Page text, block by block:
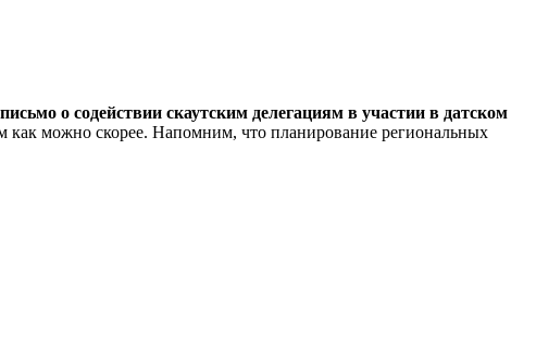
письмо о содействии скаутским делегациям в участии в датском
как можно скорее. Напомним, что планирование региональных